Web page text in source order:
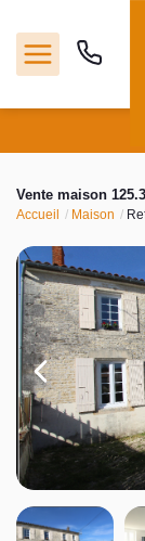
Ventes
Notre
Outils
Nos
Contact
Vente maison
Accueil Maison